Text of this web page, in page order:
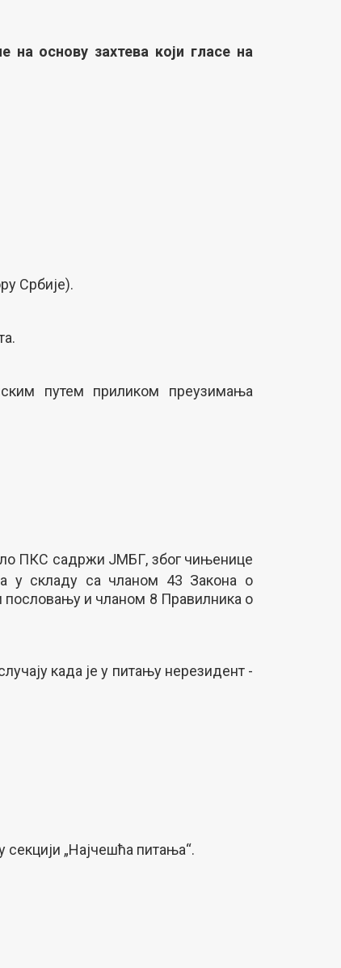
на основу захтева који гласе на
Србије).
путем приликом преузимања
ПКС садржи ЈМБГ, због чињенице
у складу са чланом 43 Закона о
пословању и чланом 8 Правилника о
када је у питању нерезидент -
„Најчешћа питања“.